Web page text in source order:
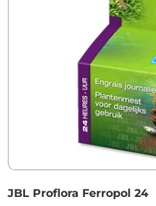
JBL Proflora Ferropol 24